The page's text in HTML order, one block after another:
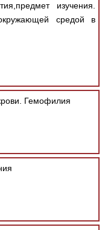
изучения.
средой в
Гемофилия